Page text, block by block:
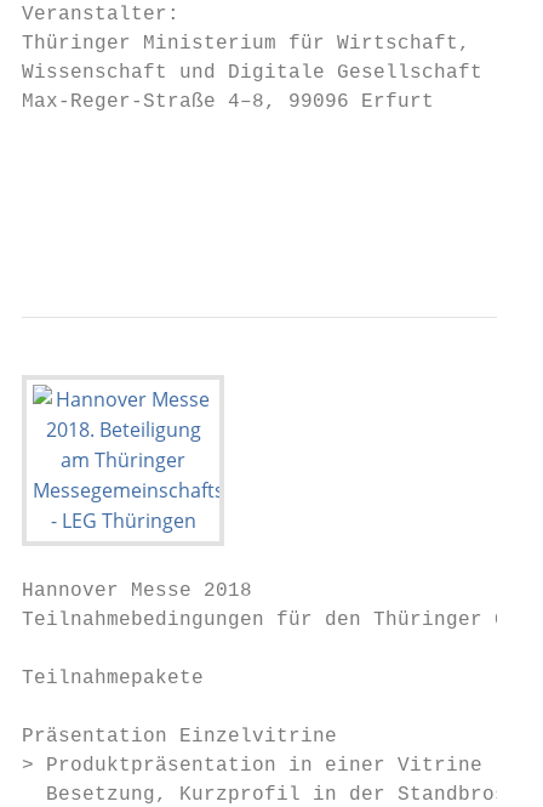
Veranstalter:
Thüringer Ministerium für Wirtschaft,
Wissenschaft und Digitale Gesellschaft
Max-Reger-Straße 4–8, 99096 Erfurt
Hannover Messe 2018
Teilnahmebedingungen für den Thüringer
Teilnahmepakete
Präsentation Einzelvitrine
> Produktpräsentation in einer Vitrine
Besetzung, Kurzprofil in der